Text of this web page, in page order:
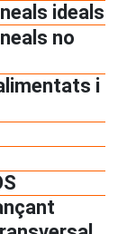
ideals
no
i